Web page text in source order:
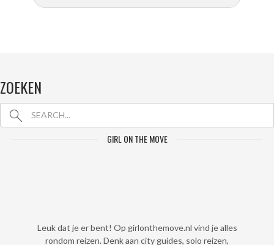
ZOEKEN
GIRL ON THE MOVE
Leuk dat je er bent! Op girlonthemove.nl vind je alles
rondom reizen. Denk aan city guides, solo reizen,